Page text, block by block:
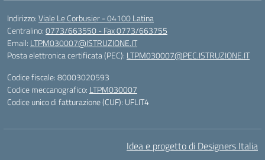
Indirizzo:Viale Le Corbusier - 04100 Latina
Centralino:0773/663550 - Fax 0773/663755
Email: LTPM030007@ISTRUZIONE.IT
Posta elettronica certificata (PEC): LTPM030007@PEC.ISTRUZIONE.IT
Codice fiscale: 80003020593
Codice meccanografico: LTPM030007
Codice unico di fatturazione (CUF): UFLIT4
Idea e progetto di Designers Italia